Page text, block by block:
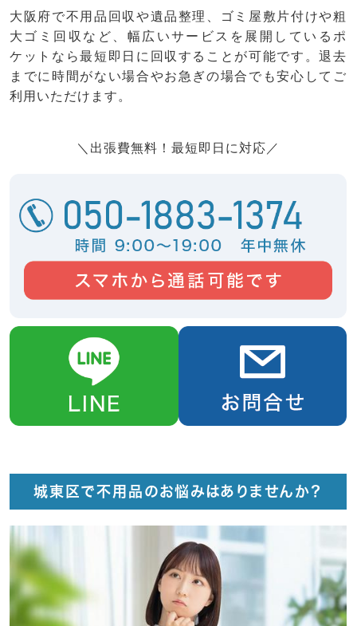
大阪府で不用品回収や遺品整理、ゴミ屋敷片付けや粗
大ゴミ回収など、幅広いサービスを展開しているポ
ケットなら最短即日に回収することが可能です。退去
までに時間がない場合やお急ぎの場合でも安心してご
利用いただけます。
＼出張費無料！最短即日に対応／
城東区で不用品のお悩みはありませんか？